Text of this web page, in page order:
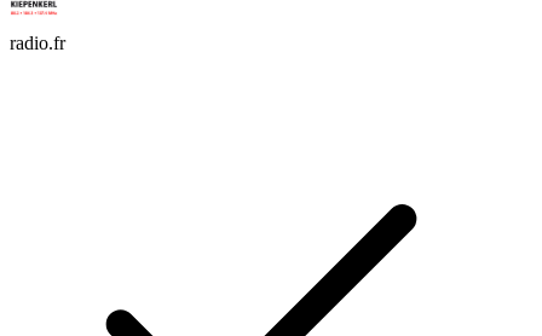
radio.fr